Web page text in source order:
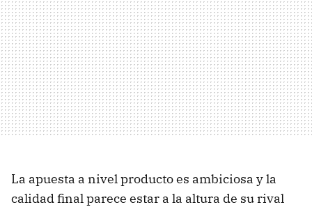
La apuesta a nivel producto es ambiciosa y la
calidad final parece estar a la altura de su rival